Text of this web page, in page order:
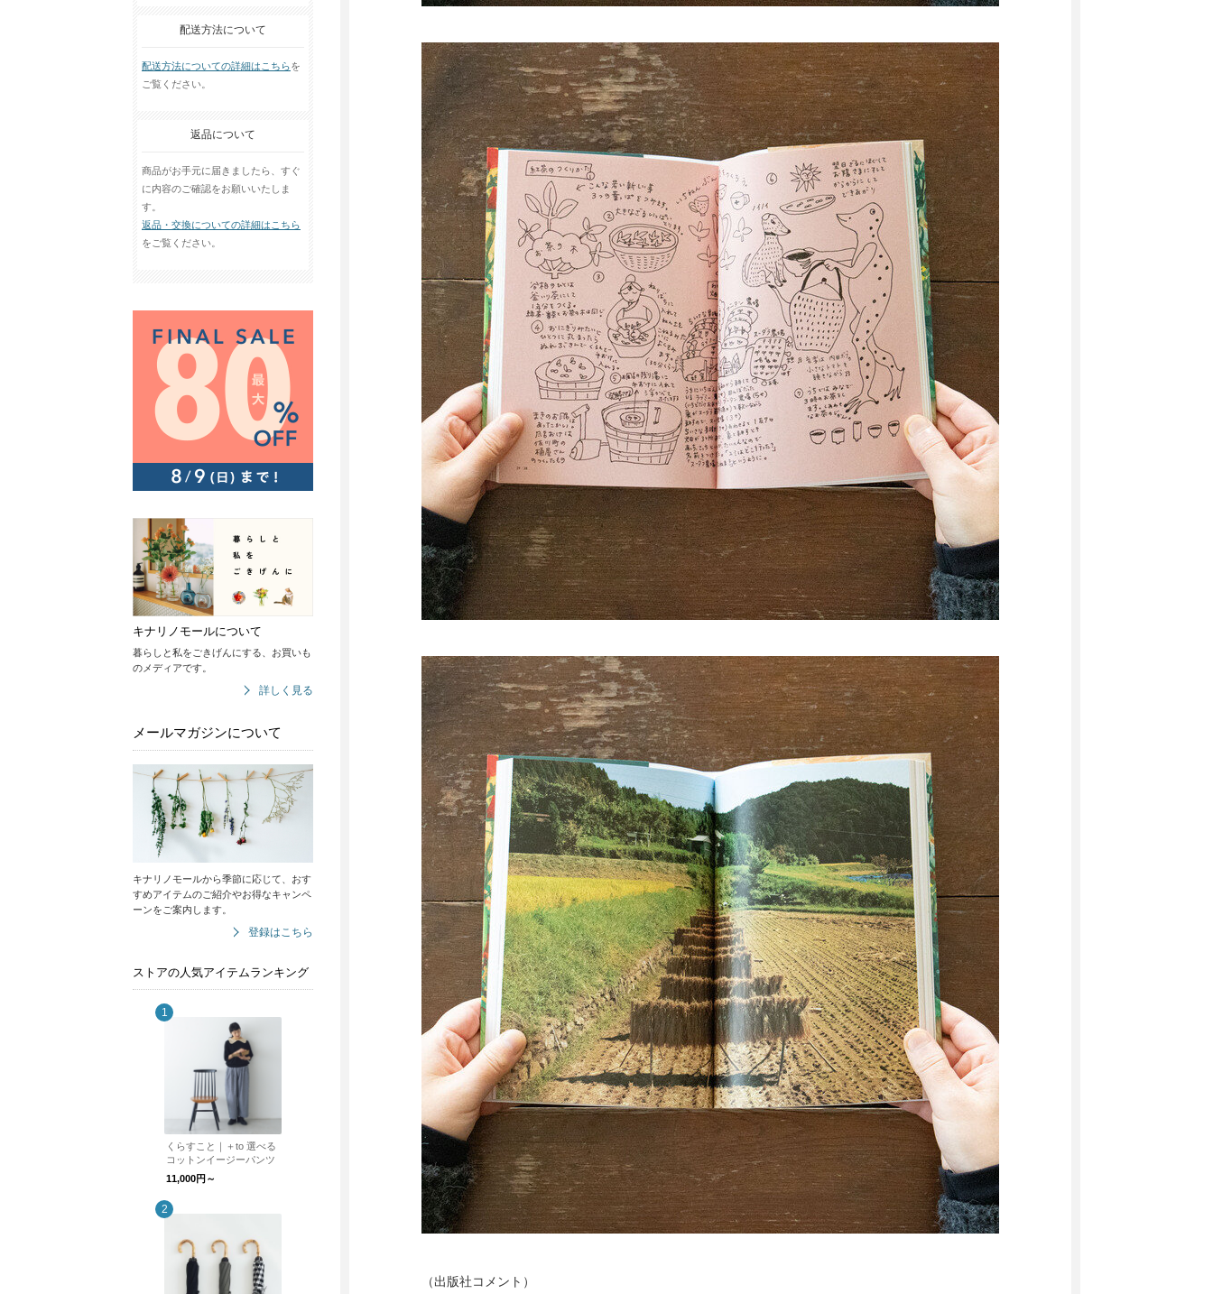
配送方法について
配送方法についての詳細はこちらを
ご覧ください。
返品について
商品がお手元に届きましたら、すぐ
に内容のご確認をお願いいたしま
す。
返品・交換についての詳細はこちら
をご覧ください。
キナリノモールについて
暮らしと私をごきげんにする、お買いも
のメディアです。
詳しく見る
メールマガジンについて
キナリノモールから季節に応じて、おす
すめアイテムのご紹介やお得なキャンペ
ーンをご案内します。
登録はこちら
ストアの人気アイテムランキング
くらすこと｜＋to 選べる
コットンイージーパンツ
11,000円～
（出版社コメント）